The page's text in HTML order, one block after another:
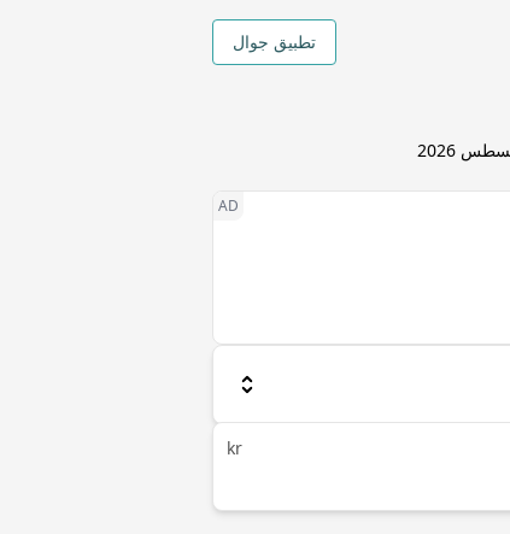
تطبيق جوال
9 أغسطس 2026
kr